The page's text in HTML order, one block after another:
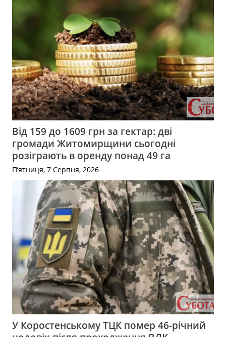
Від 159 до 1609 грн за гектар: дві
громади Житомирщини сьогодні
розіграють в оренду понад 49 га
П’ятниця, 7 Серпня, 2026
У Коростенському ТЦК помер 46-річний